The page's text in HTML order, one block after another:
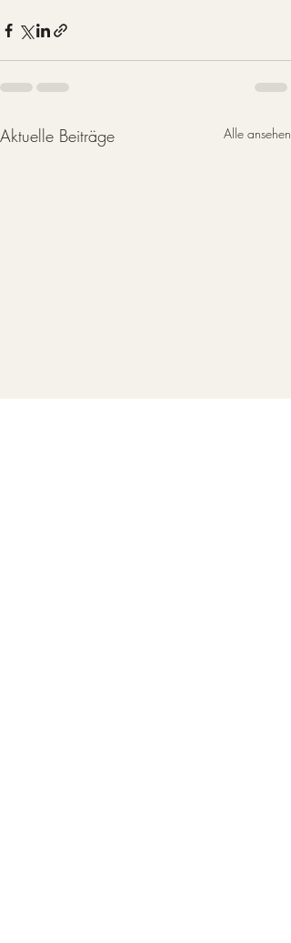
Aktuelle Beiträge Alle ansehen